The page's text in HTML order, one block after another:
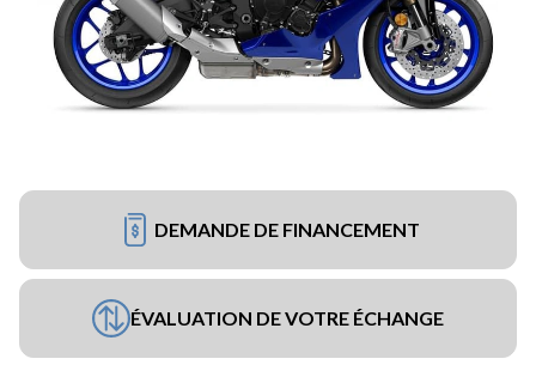
DEMANDE DE FINANCEMENT
ÉVALUATION DE VOTRE ÉCHANGE